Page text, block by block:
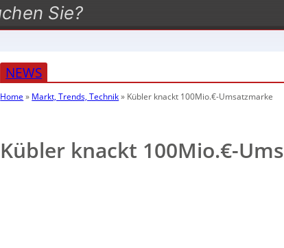
NEWS
Home » Markt, Trends, Technik» Kübler knackt 100Mio.€-Umsatzmarke
Kübler knackt 100Mio.€-